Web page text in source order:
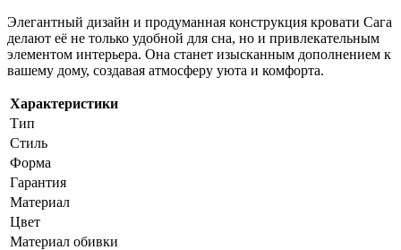
Элегантный дизайн и продуманная конструкция кровати Сага
делают её не только удобной для сна, но и привлекательным
элементом интерьера. Она станет изысканным дополнением к
вашему дому, создавая атмосферу уюта и комфорта.
Характеристики
Тип
Стиль
Форма
Гарантия
Материал
Цвет
Материал обивки